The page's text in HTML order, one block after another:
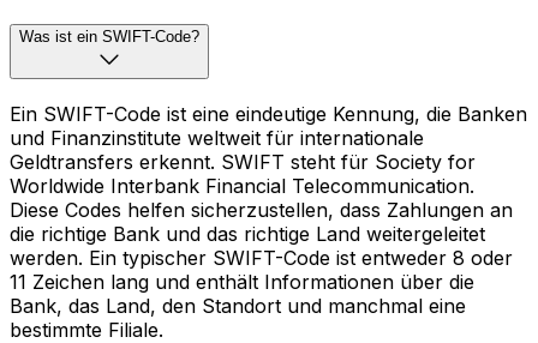
Was ist ein SWIFT-Code?
Ein SWIFT-Code ist eine eindeutige Kennung, die Banken
und Finanzinstitute weltweit für internationale
Geldtransfers erkennt. SWIFT steht für Society for
Worldwide Interbank Financial Telecommunication.
Diese Codes helfen sicherzustellen, dass Zahlungen an
die richtige Bank und das richtige Land weitergeleitet
werden. Ein typischer SWIFT-Code ist entweder 8 oder
11 Zeichen lang und enthält Informationen über die
Bank, das Land, den Standort und manchmal eine
bestimmte Filiale.